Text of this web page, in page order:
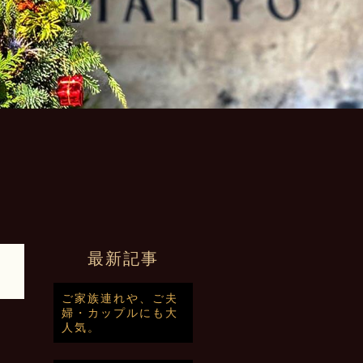
最新記事
ご家族連れや、ご夫
婦・カップルにも大
人気。